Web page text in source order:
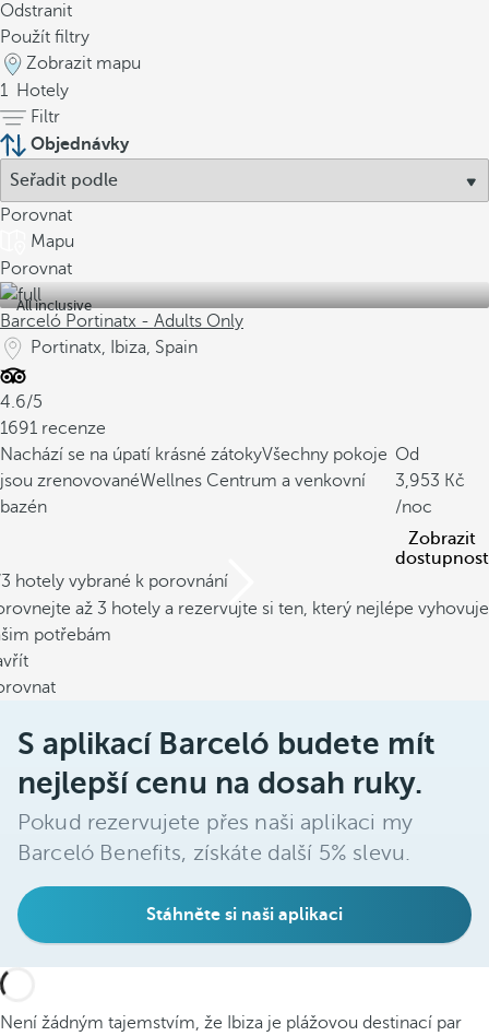
Odstranit
Použít filtry
Zobrazit mapu
1 Hotely
Filtr
Objednávky
Porovnat
Mapu
Porovnat
All inclusive
Barceló Portinatx - Adults Only
Portinatx, Ibiza, Spain
4.6/5
1691 recenze
Nachází se na úpatí krásné zátokyVšechny pokoje
jsou zrenovovanéWellnes Centrum a venkovní
bazén
Od
3,953
/noc
Zobrazit
dostupnost
hotely vybrané k porovnání
až 3 hotely a rezervujte si ten, který nejlépe vyhovuje
potřebám
S aplikací Barceló budete mít
nejlepší cenu na dosah ruky.
Pokud rezervujete přes naši aplikaci my
Barceló Benefits, získáte další 5% slevu.
Stáhněte si naši aplikaci
Není žádným tajemstvím, že Ibiza je plážovou destinací par